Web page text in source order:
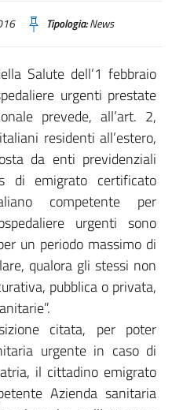
Tipologia:News
Salute dell’1 febbraio
urgenti prestate
prevede, all’art. 2,
residenti all’estero,
da enti previdenziali
di emigrato certificato
competente per
urgenti sono
un periodo massimo di
qualora gli stessi non
pubblica o privata,
citata, per poter
urgente in caso di
il cittadino emigrato
Azienda sanitaria